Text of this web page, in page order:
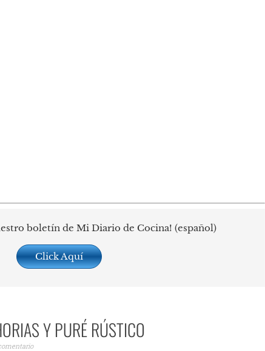
boletín de Mi Diario de Cocina! (español)
Click Aquí
Y PURÉ RÚSTICO